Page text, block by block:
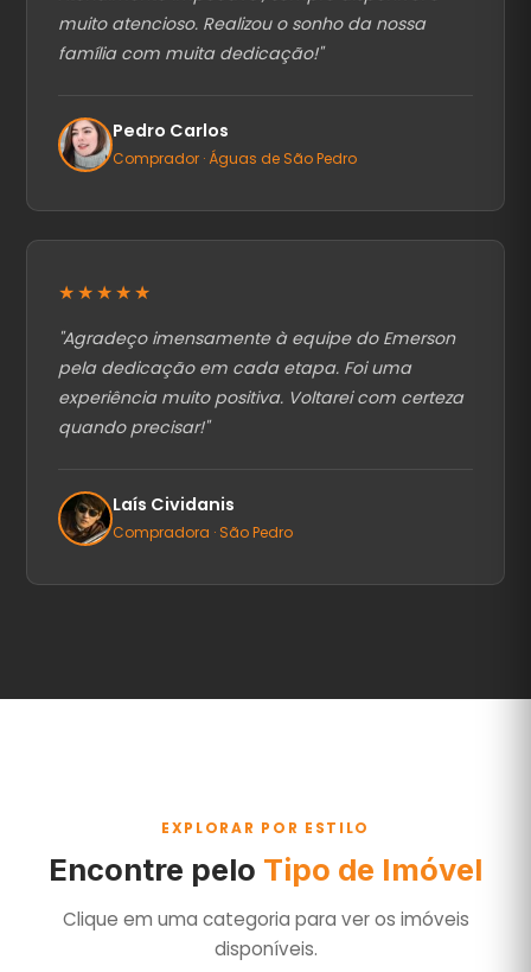
muito atencioso. Realizou o sonho da nossa
família com muita dedicação!"
Pedro Carlos
Comprador · Águas de São Pedro
★★★★★
"Agradeço imensamente à equipe do Emerson
pela dedicação em cada etapa. Foi uma
experiência muito positiva. Voltarei com certeza
quando precisar!"
Laís Cividanis
Compradora · São Pedro
EXPLORAR POR ESTILO
Encontre pelo Tipo de Imóvel
Clique em uma categoria para ver os imóveis
disponíveis.